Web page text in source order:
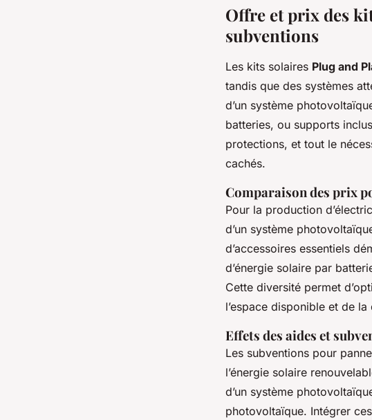
Offre et prix des
subventions
Les kits solaires Plug and
tandis que des systèmes
d’un système
batteries, ou supports
protections, et tout le
cachés.
Comparaison des prix
Pour la production
d’un système
d’accessoires essentiels
d’énergie solaire par
Cette diversité permet
l’espace disponible et de
Effets des aides et
Les subventions pour
l’énergie solaire
d’un système
photovoltaïque. Intégrer